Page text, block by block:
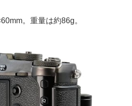
。重量は約86g。